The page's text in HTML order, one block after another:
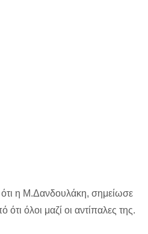
η Μ.Δανδουλάκη, σημείωσε
όλοι μαζί οι αντίπαλες της.